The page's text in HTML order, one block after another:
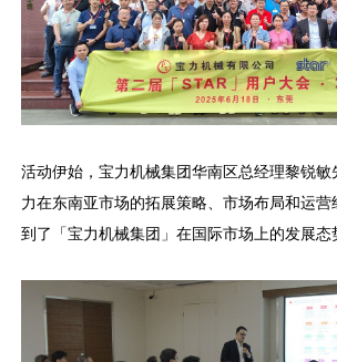
活动伊始，宝力机械集团华南区总经理黎锐
力在东南亚市场的拓展策略、市场布局和运
到了「宝力机械集团」在国际市场上的发展态